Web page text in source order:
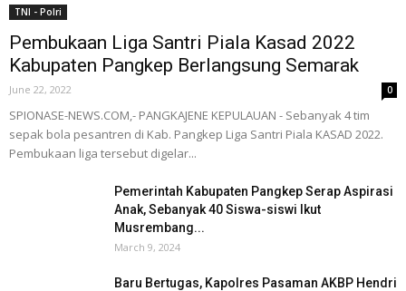
TNI - Polri
Pembukaan Liga Santri Piala Kasad 2022
Kabupaten Pangkep Berlangsung Semarak
June 22, 2022 0
SPIONASE-NEWS.COM,- PANGKAJENE KEPULAUAN - Sebanyak 4 tim
sepak bola pesantren di Kab. Pangkep Liga Santri Piala KASAD 2022.
Pembukaan liga tersebut digelar...
Pemerintah Kabupaten Pangkep Serap Aspirasi
Anak, Sebanyak 40 Siswa-siswi Ikut
Musrembang...
March 9, 2024
Baru Bertugas, Kapolres Pasaman AKBP Hendri